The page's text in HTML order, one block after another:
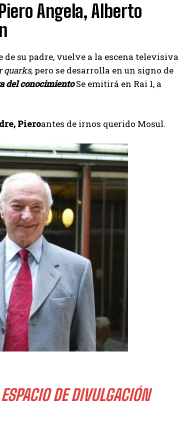
Angela, Alberto
de su padre, vuelve a la escena televisiva
quarks, pero se desarrolla en un signo de
del conocimientoSe emitirá en Rai 1, a
Pieroantes de irnos querido Mosul.
DE DIVULGACIÓN